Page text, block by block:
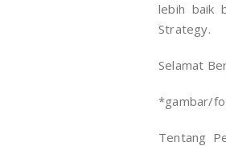
lebih baik
Strategy.
Selamat
*gambar/
Tentang